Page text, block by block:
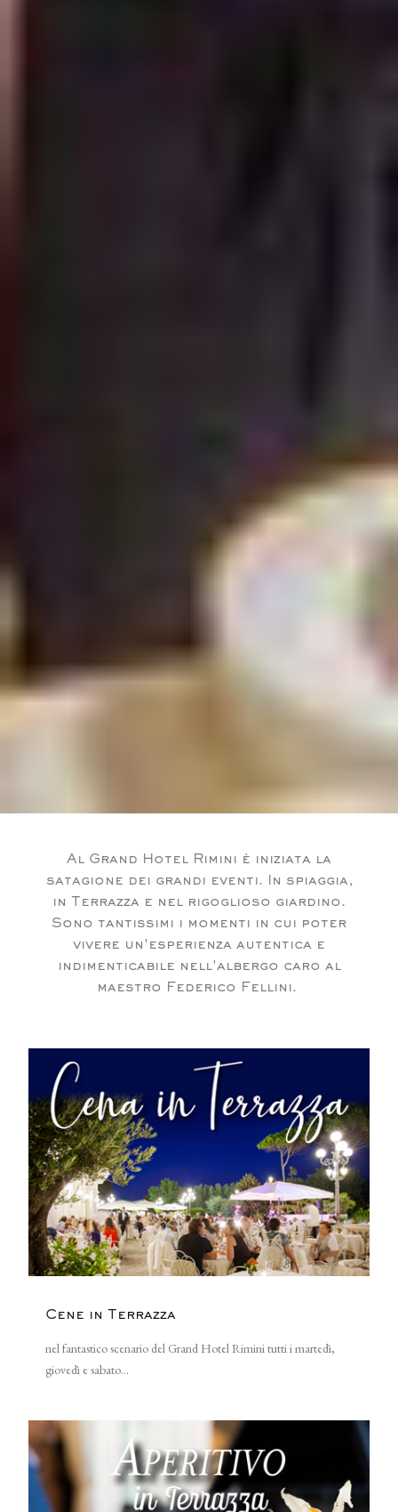
Al Grand Hotel Rimini è iniziata la
satagione dei grandi eventi. In spiaggia,
in Terrazza e nel rigoglioso giardino.
Sono tantissimi i momenti in cui poter
vivere un'esperienza autentica e
indimenticabile nell'albergo caro al
maestro Federico Fellini.
Cene in Terrazza
nel fantastico scenario del Grand Hotel Rimini tutti i martedì,
giovedì e sabato...